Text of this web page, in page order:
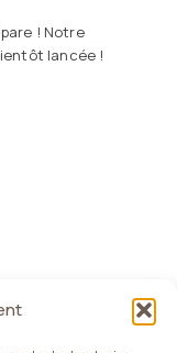
! Notre
lancée !